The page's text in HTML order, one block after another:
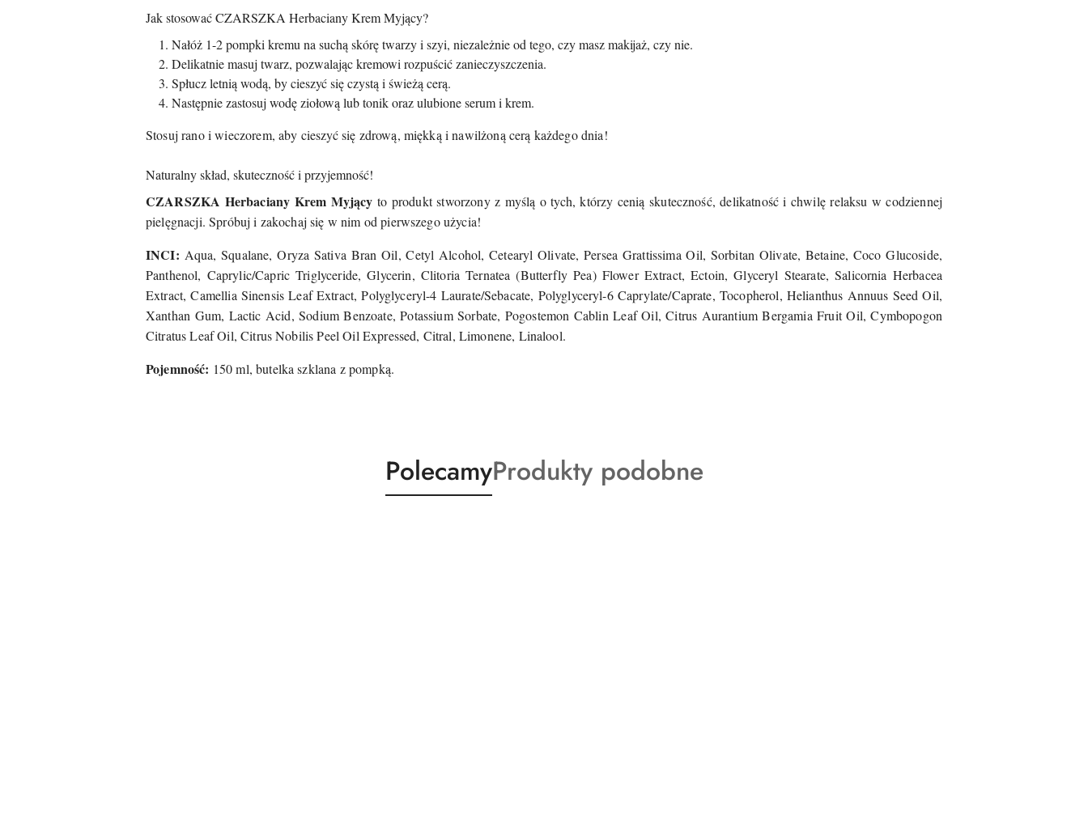
Jak stosować CZARSZKA Herbaciany Krem Myjący?
Nałóż 1-2 pompki kremu na suchą skórę twarzy i szyi, niezależnie od tego, czy masz makijaż, czy nie.
Delikatnie masuj twarz, pozwalając kremowi rozpuścić zanieczyszczenia.
Spłucz letnią wodą, by cieszyć się czystą i świeżą cerą.
Następnie zastosuj wodę ziołową lub tonik oraz ulubione serum i krem.
Stosuj rano i wieczorem, aby cieszyć się zdrową, miękką i nawilżoną cerą każdego dnia!
Naturalny skład, skuteczność i przyjemność!
CZARSZKA Herbaciany Krem Myjący to produkt stworzony z myślą o tych, którzy cenią skuteczność, delikatność i chwilę relaksu w codziennej
pielęgnacji. Spróbuj i zakochaj się w nim od pierwszego użycia!
INCI: Aqua, Squalane, Oryza Sativa Bran Oil, Cetyl Alcohol, Cetearyl Olivate, Persea Grattissima Oil, Sorbitan Olivate, Betaine, Coco Glucoside,
Panthenol, Caprylic/Capric Triglyceride, Glycerin, Clitoria Ternatea (Butterfly Pea) Flower Extract, Ectoin, Glyceryl Stearate, Salicornia Herbacea
Extract, Camellia Sinensis Leaf Extract, Polyglyceryl-4 Laurate/Sebacate, Polyglyceryl-6 Caprylate/Caprate, Tocopherol, Helianthus Annuus Seed Oil,
Xanthan Gum, Lactic Acid, Sodium Benzoate, Potassium Sorbate, Pogostemon Cablin Leaf Oil, Citrus Aurantium Bergamia Fruit Oil, Cymbopogon
Citratus Leaf Oil, Citrus Nobilis Peel Oil Expressed, Citral, Limonene, Linalool.
Pojemność: 150 ml, butelka szklana z pompką.
Produkty
o
PolecamyProdukty
o
Produkty podobne